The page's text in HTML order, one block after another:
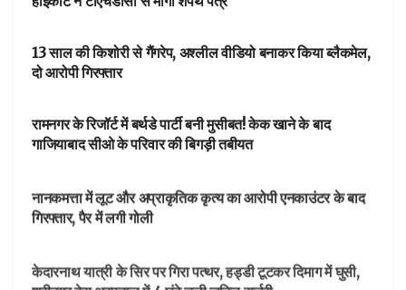
13 साल की किशोरी से गैंगरेप, अश्लील वीडियो बनाकर किया ब्लैकमेल,
दो आरोपी गिरफ्तार
रामनगर के रिजॉर्ट में बर्थडे पार्टी बनी मुसीबत! केक खाने के बाद
गाजियाबाद सीओ के परिवार की बिगड़ी तबीयत
नानकमत्ता में लूट और अप्राकृतिक कृत्य का आरोपी एनकाउंटर के बाद
गिरफ्तार, पैर में लगी गोली
आपका शहर
केदारनाथ यात्री के सिर पर गिरा पत्थर, हड्डी टूटकर दिमाग में घुसी,